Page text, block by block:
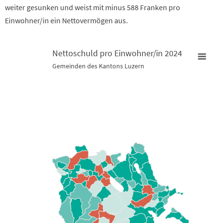
weiter gesunken und weist mit minus 588 Franken pro
Einwohner/in ein Nettovermögen aus.
Nettoschuld pro Einwohner/in 2024
Gemeinden des Kantons Luzern